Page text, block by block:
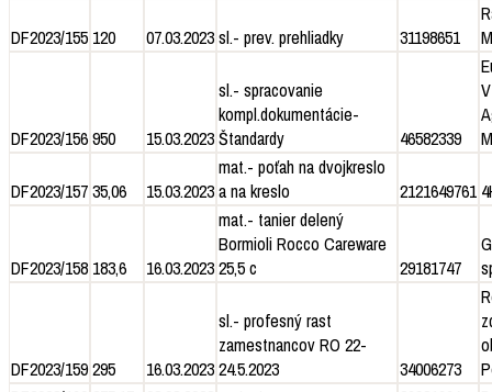
DF2023/155 120 07.03.2023sl.- prev. prehliadky 31198651
DF2023/156950 15.03.2023
sl.- spracovanie
kompl.dokumentácie-
Štandardy
46582339
DF2023/15735,06 15.03.2023
mat.- poťah na dvojkreslo
a na kreslo
2121649761
DF2023/158 183,6 16.03.2023
mat.- tanier delený
Bormioli Rocco Careware
25,5 c
29181747
DF2023/159295 16.03.2023
sl.- profesný rast
zamestnancov RO 22-
24.5.2023
34006273